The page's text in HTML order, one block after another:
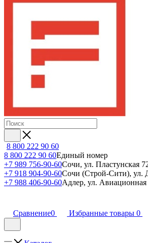
8 800 222 90 60
8 800 222 90 60Единый номер
+7 989 756-90-60Сочи, ул. Пластунская
+7 918 904-90-60Сочи (Строй-Сити), ул.
+7 988 406-90-60Адлер, ул. Авиационная
Сравнение0 Избранные товары 0